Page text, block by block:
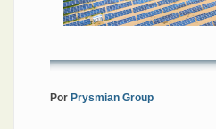
Por Prysmian Group